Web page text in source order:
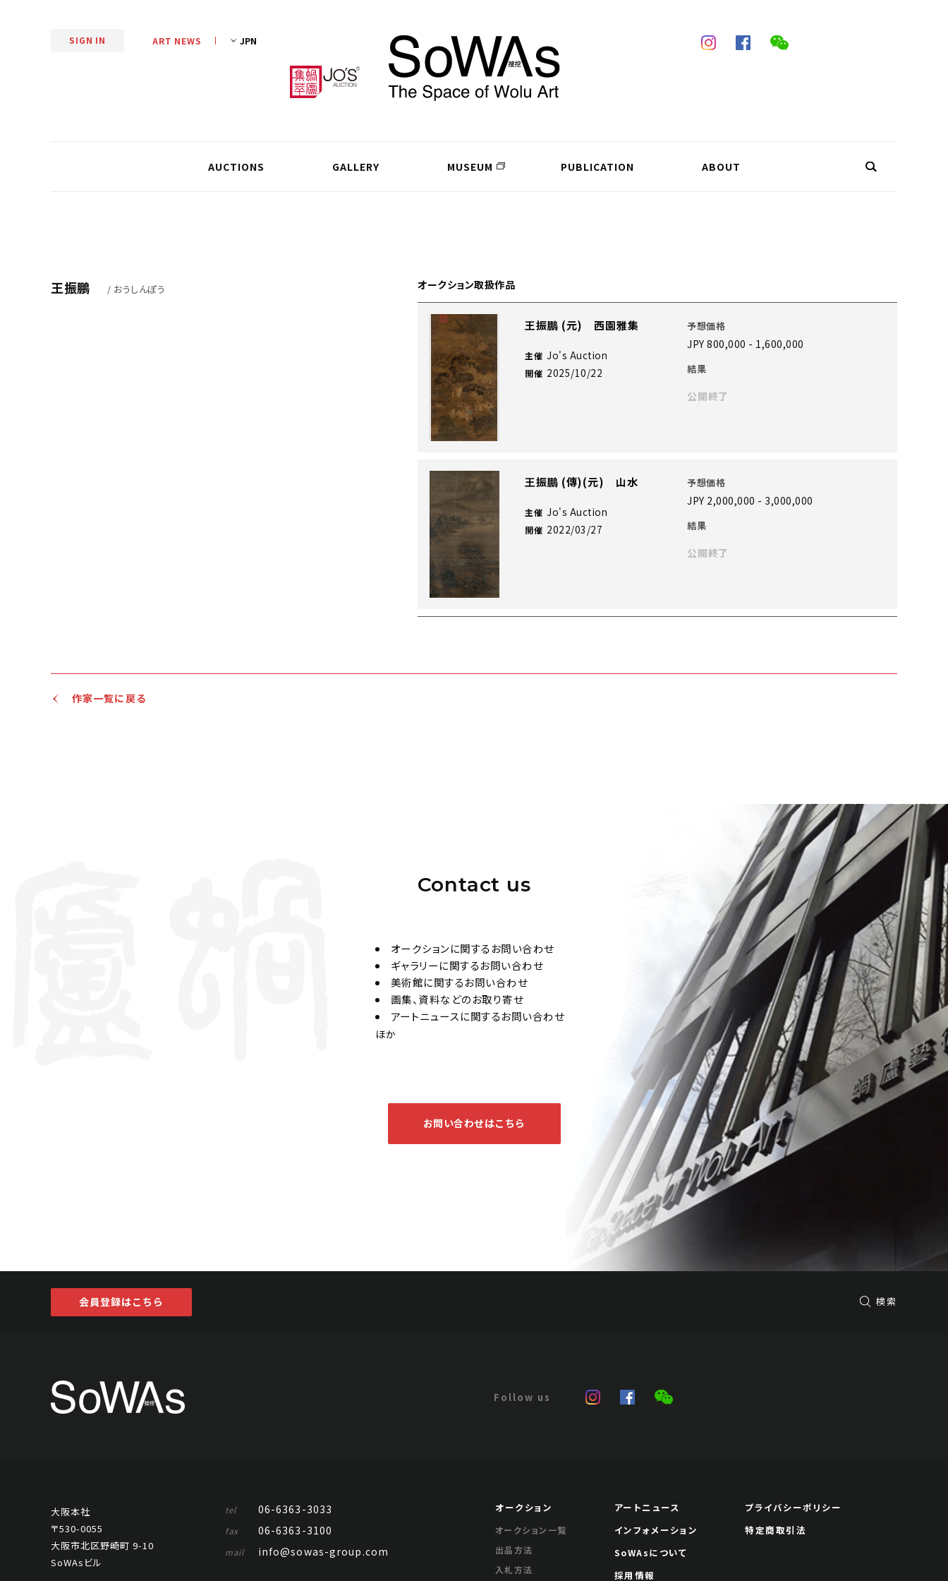
SIGN IN ART NEWS
AUCTIONS GALLERY MUSEUM PUBLICATION ABOUT
王振鵬 / おうしんぽう オークション取扱作品
王振鵬 (元) 西園雅集
主催 Jo's Auction
開催 2025/10/22
予想価格
JPY 800,000 - 1,600,000
結果
公開終了
王振鵬 (傳)(元) 山水
主催 Jo's Auction
開催 2022/03/27
予想価格
JPY 2,000,000 - 3,000,000
結果
公開終了
作家一覧に戻る
Contact us
オークションに関するお問い合わせ
ギャラリーに関するお問い合わせ
美術館に関するお問い合わせ
画集、資料などのお取り寄せ
アートニュースに関するお問い合わせ
ほか
お問い合わせはこちら
会員登録はこちら 検索
大阪本社
〒530-0055
大阪市北区野崎町 9-10
SoWAsビル
tel 06-6363-3033
fax 06-6363-3100
mail info@sowas-group.com
オークション
オークション一覧
出品方法
入札方法
アートニュース
インフォメーション
SoWAsについて
採用情報
プライバシーポリシー
特定商取引法